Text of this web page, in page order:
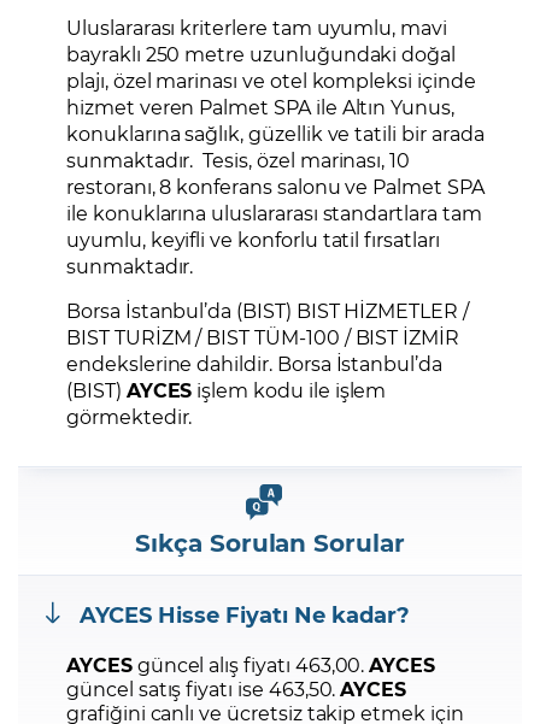
Uluslararası kriterlere tam uyumlu, mavi
bayraklı 250 metre uzunluğundaki doğal
plajı, özel marinası ve otel kompleksi içinde
hizmet veren Palmet SPA ile Altın Yunus,
konuklarına sağlık, güzellik ve tatili bir arada
sunmaktadır. Tesis, özel marinası, 10
restoranı, 8 konferans salonu ve Palmet SPA
ile konuklarına uluslararası standartlara tam
uyumlu, keyifli ve konforlu tatil fırsatları
sunmaktadır.
Borsa İstanbul’da (BIST) BIST HİZMETLER /
BIST TURİZM / BIST TÜM-100 / BIST İZMİR
endekslerine dahildir. Borsa İstanbul’da
(BIST) AYCES işlem kodu ile işlem
görmektedir.
Sıkça Sorulan Sorular
AYCES Hisse Fiyatı Ne kadar?
AYCESgüncel alış fiyatı 463,00.AYCES
güncel satış fiyatı ise 463,50.AYCES
grafiğini canlı ve ücretsiz takip etmek için